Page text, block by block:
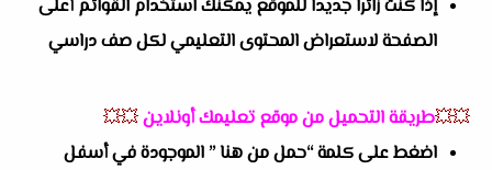
إذا كنت زائراً جديداً للموقع يمكنك استخدام القوائم أعلى
الصفحة لاستعراض المحتوى التعليمي لكل صف دراسي
💥💥طريقة التحميل من موقع تعليمك أونلاين💥💥
اضغط على كلمة “حمل من هنا ” الموجودة في أسفل